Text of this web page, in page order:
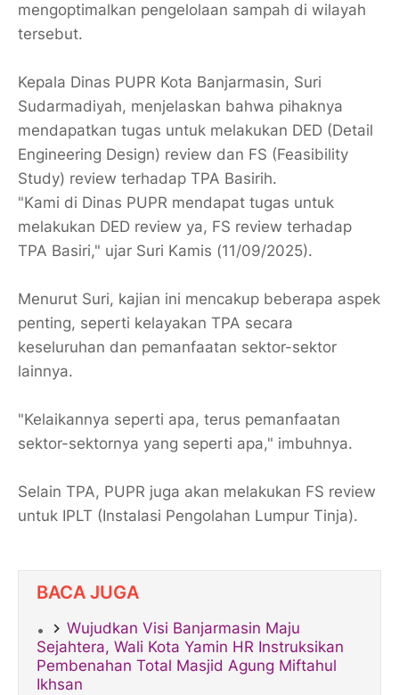
mengoptimalkan pengelolaan sampah di wilayah
tersebut.
Kepala Dinas PUPR Kota Banjarmasin, Suri
Sudarmadiyah, menjelaskan bahwa pihaknya
mendapatkan tugas untuk melakukan DED (Detail
Engineering Design) review dan FS (Feasibility
Study) review terhadap TPA Basirih.
"Kami di Dinas PUPR mendapat tugas untuk
melakukan DED review ya, FS review terhadap
TPA Basiri," ujar Suri Kamis (11/09/2025).
​Menurut Suri, kajian ini mencakup beberapa aspek
penting, seperti kelayakan TPA secara
keseluruhan dan pemanfaatan sektor-sektor
lainnya.
"Kelaikannya seperti apa, terus pemanfaatan
sektor-sektornya yang seperti apa," imbuhnya.
​Selain TPA, PUPR juga akan melakukan FS review
untuk IPLT (Instalasi Pengolahan Lumpur Tinja).
BACA JUGA
Wujudkan Visi Banjarmasin Maju
Sejahtera, Wali Kota Yamin HR Instruksikan
Pembenahan Total Masjid Agung Miftahul
Ikhsan